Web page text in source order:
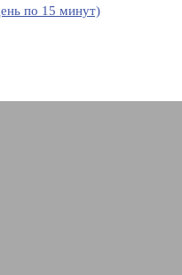
по 15 минут)